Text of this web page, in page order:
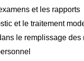
et les rapports
et le traitement
le remplissage des